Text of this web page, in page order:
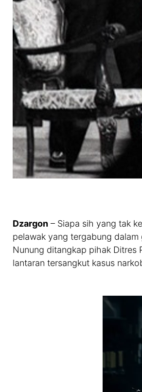
Dzargon – Siapa sih yang tak
pelawak yang tergabung
Nunung ditangkap pihak Ditres
lantaran tersangkut kasus